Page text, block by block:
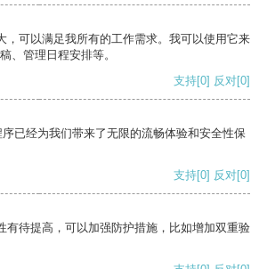
，可以满足我所有的工作需求。我可以使用它来
、管理日程安排等。
支持[0] 反对[0]
已经为我们带来了无限的流畅体验和安全性保
支持[0] 反对[0]
有待提高，可以加强防护措施，比如增加双重验